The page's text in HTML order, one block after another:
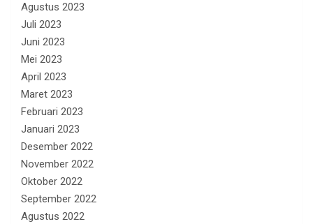
Agustus 2023
Juli 2023
Juni 2023
Mei 2023
April 2023
Maret 2023
Februari 2023
Januari 2023
Desember 2022
November 2022
Oktober 2022
September 2022
Agustus 2022